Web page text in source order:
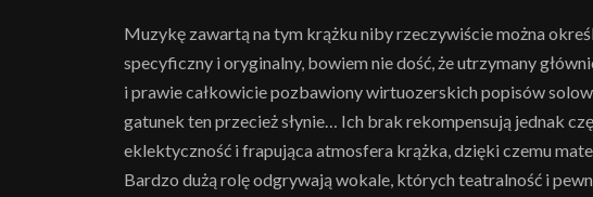
Muzykę zawartą na tym krążku niby rzeczywiście można
specyficzny i oryginalny, bowiem nie dość, że utrzymany
i prawie całkowicie pozbawiony wirtuozerskich popisów
gatunek ten przecież słynie… Ich brak rekompensują jednak
eklektyczność i frapująca atmosfera krążka, dzięki czemu
Bardzo dużą rolę odgrywają wokale, których teatralność i